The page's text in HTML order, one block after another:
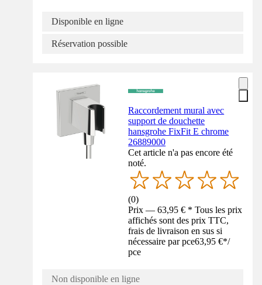
Disponible en ligne
Réservation possible
Raccordement mural avec
support de douchette
hansgrohe FixFit E chrome
26889000
Cet article n'a pas encore été
noté.
(0)
Prix — 63,95 € * Tous les prix
affichés sont des prix TTC,
frais de livraison en sus si
nécessaire par pce63,95 €*/
pce
Non disponible en ligne